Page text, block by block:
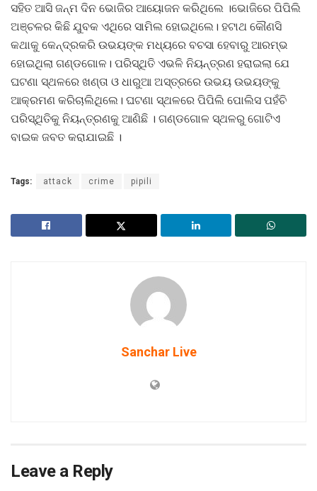
ସହିତ ଆସି ଜନ୍ମ ଦିନ ଭୋଜିର ଆୟୋଜନ କରିଥିଲେ ।ଭୋଜିରେ ପିପିଲି
ଅଞ୍ଚଳର କିଛି ଯୁବକ ଏଥିରେ ସାମିଲ ହୋଇଥିଲେ। ହଟାଥ କୌଣସି
କଥାକୁ କେନ୍ଦ୍ରକରି ଉଭୟଙ୍କ ମଧ୍ୟରେ ବଚସା ହେବାରୁ ଆରମ୍ଭ
ହୋଇଥିଲା ଗଣ୍ଡଗୋଳ। ପରିସ୍ଥିତି ଏଭଳି ନିୟନ୍ତ୍ରଣ ହରାଇଲା ଯେ
ଘଟଣା ସ୍ଥଳରେ ଖଣ୍ତା ଓ ଧାରୁଆ ଅସ୍ତ୍ରରେ ଉଭୟ ଉଭୟଙ୍କୁ
ଆକ୍ରମଣ କରିଚାଲିଥିଲେ। ଘଟଣା ସ୍ଥଳରେ ପିପିଲି ପୋଲିସ ପହଁଚି
ପରିସ୍ଥିତିକୁ ନିୟନ୍ତ୍ରଣକୁ ଆଣିଛି । ଗଣ୍ଡଗୋଳ ସ୍ଥଳରୁ ଗୋଟିଏ
ବାଇକ ଜବତ କରାଯାଇଛି ।
Tags: attack crime pipili
Sanchar Live
Leave a Reply